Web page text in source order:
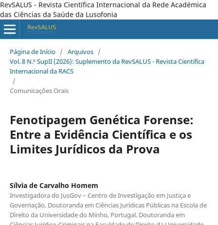
RevSALUS - Revista Científica Internacional da Rede Académica
das Ciências da Saúde da Lusofonia
Página de Início / Arquivos /
Vol. 8 N.º SupII (2026): Suplemento da RevSALUS - Revista Científica
Internacional da RACS
/
Comunicações Orais
Fenotipagem Genética Forense:
Entre a Evidência Científica e os
Limites Jurídicos da Prova
Sílvia de Carvalho Homem
Investigadora do JusGov – Centro de Investigação em Justiça e
Governação. Doutoranda em Ciências Jurídicas Públicas na Escola de
Direito da Universidade do Minho, Portugal. Doutoranda em